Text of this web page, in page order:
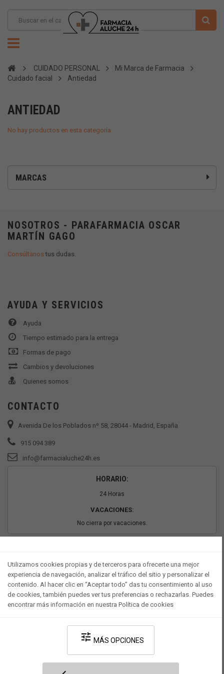
CUIDADO PERSONAL
Mi Marca de Farmacia
Cuidado facial
Antiedad
MARCAS
ANTIEDAD
No hay productos en esta categoría
NOSOTROS - PARAFARMACIA OSCAR
MARTÍN GAGO
Consúltanostus dudas.
AYUDA Y SERVICIOS
Ayuda
Tiempo estimado para la entrega
Formas de pago
Cambios y devoluciones
Quienes somos
CONTACTO
Avenida De los Poblados nº 58, 28044 - Madrid, España
915 094 389
info@farmacialuche24h.es
HORARIO:
24 Horas
VACACIONES:
No cierra por vacaciones.
Desarrollado por V·Farma-Política de privacidad-Política de cookies
Utilizamos cookies propias y de terceros para ofrecerte una mejor
experiencia de navegación, analizar el tráfico del sitio y personalizar el
contenido. Al hacer clic en “Aceptar todo” das tu consentimiento al uso
de cookies, también puedes ver tus preferencias o rechazarlas. Puedes
encontrar más información en nuestra Política de cookies
tune MÁS OPCIONES